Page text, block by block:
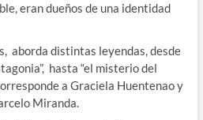
eran dueños de una identidad
aborda distintas leyendas, desde
hasta “el misterio del
a Graciela Huentenao y
Miranda.